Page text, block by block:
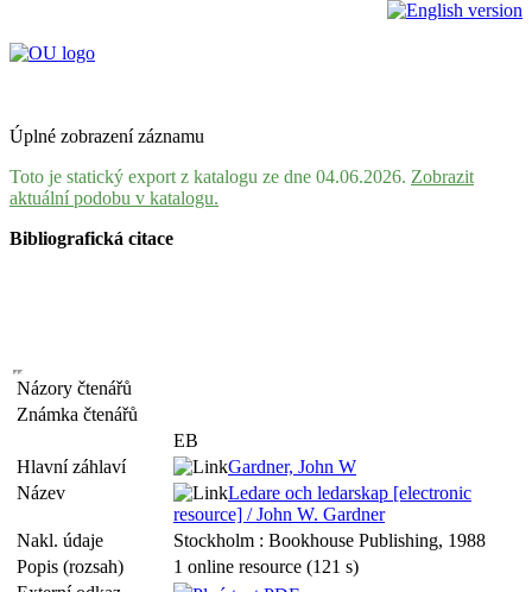
Úplné zobrazení záznamu
Toto je statický export z katalogu ze dne 04.06.2026. Zobrazit
aktuální podobu v katalogu.
Bibliografická citace
Názory čtenářů
Známka čtenářů
EB
Hlavní záhlaví
Gardner, John W
Název
Ledare och ledarskap [electronic
resource] / John W. Gardner
Nakl. údaje
Stockholm : Bookhouse Publishing, 1988
Popis (rozsah)
1 online resource (121 s)